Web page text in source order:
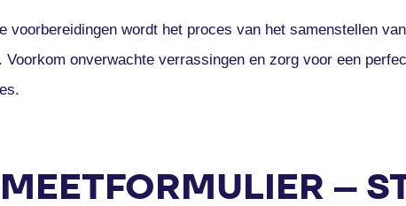
voorbereidingen wordt het proces van het samenstellen
Voorkom onverwachte verrassingen en zorg voor een
–